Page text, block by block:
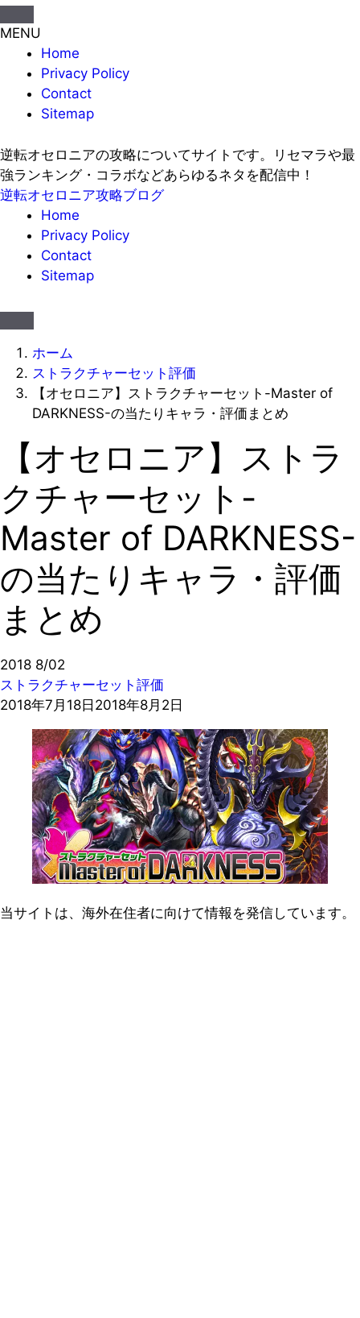
MENU
Home
Privacy Policy
Contact
Sitemap
逆転オセロニアの攻略についてサイトです。リセマラや最
強ランキング・コラボなどあらゆるネタを配信中！
逆転オセロニア攻略ブログ
Home
Privacy Policy
Contact
Sitemap
ホーム
ストラクチャーセット評価
【オセロニア】ストラクチャーセット-Master of
DARKNESS-の当たりキャラ・評価まとめ
【オセロニア】ストラ
クチャーセット-
Master of DARKNESS-
の当たりキャラ・評価
まとめ
2018 8/02
ストラクチャーセット評価
2018年7月18日 2018年8月2日
当サイトは、海外在住者に向けて情報を発信しています。